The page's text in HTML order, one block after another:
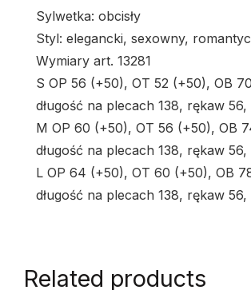
Sylwetka: obcisły
Styl: elegancki, sexowny,
Wymiary art. 13281
S OP 56 (+50), OT 52 (+50), OB
długość na plecach 138, rękaw 56,
M OP 60 (+50), OT 56 (+50), OB
długość na plecach 138, rękaw
L OP 64 (+50), OT 60 (+50), OB
długość na plecach 138, rękaw
Related products